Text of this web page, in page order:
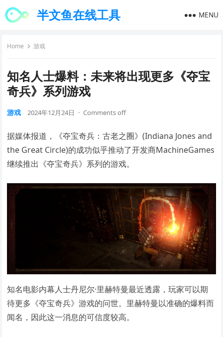
半文鱼在线工具 MENU
Home 游戏
知名人士爆料：未来将出现更多《夺宝
奇兵》系列游戏
游戏 2024年12月24日 · Comments off
据媒体报道，《夺宝奇兵：古老之圈》(Indiana Jones and
the Great Circle)的成功似乎推动了开发商MachineGames
继续推出《夺宝奇兵》系列的游戏。
知名电影内幕人士丹尼尔·里赫特曼最近透露，玩家可以期
待更多《夺宝奇兵》游戏的问世。里赫特曼以准确的爆料而
闻名，因此这一消息的可信度较高。